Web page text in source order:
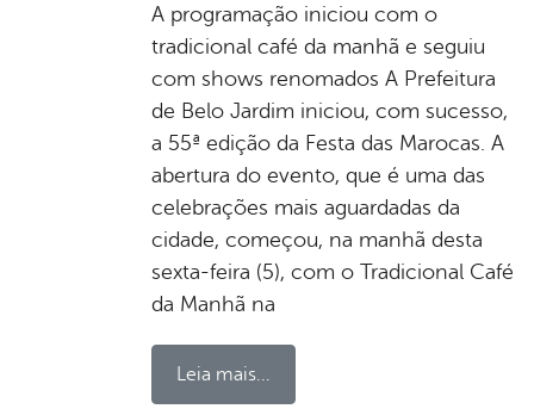
A programação iniciou com o
tradicional café da manhã e seguiu
com shows renomados A Prefeitura
de Belo Jardim iniciou, com sucesso,
a 55ª edição da Festa das Marocas. A
abertura do evento, que é uma das
celebrações mais aguardadas da
cidade, começou, na manhã desta
sexta-feira (5), com o Tradicional Café
da Manhã na
Leia mais...